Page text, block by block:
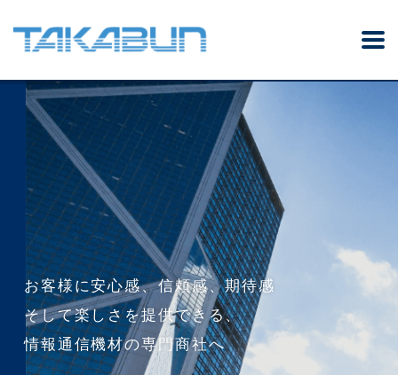
お客様に安心感、信頼感、期待感
そして楽しさを提供できる、
情報通信機材の専門商社へ